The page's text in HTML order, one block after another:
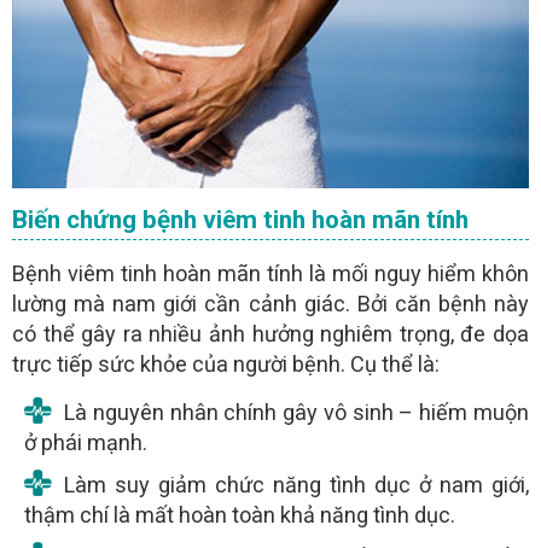
Biến chứng bệnh viêm tinh hoàn mãn tính
Bệnh viêm tinh hoàn mãn tính là mối nguy hiểm khôn
lường mà nam giới cần cảnh giác. Bởi căn bệnh này
có thể gây ra nhiều ảnh hưởng nghiêm trọng, đe dọa
trực tiếp sức khỏe của người bệnh. Cụ thể là:
Là nguyên nhân chính gây vô sinh – hiếm muộn
ở phái mạnh.
Làm suy giảm chức năng tình dục ở nam giới,
thậm chí là mất hoàn toàn khả năng tình dục.